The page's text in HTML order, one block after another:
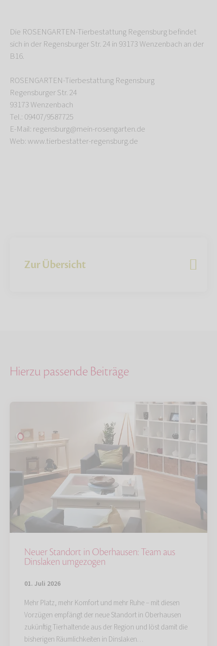
Die ROSENGARTEN-Tierbestattung Regensburg befindet
sich in der Regensburger Str. 24 in 93173 Wenzenbach an der
B16.
ROSENGARTEN-Tierbestattung Regensburg
Regensburger Str. 24
93173 Wenzenbach
Tel.: 09407/9587725
E-Mail: regensburg@mein-rosengarten.de
Web: www.tierbestatter-regensburg.de
Zur Übersicht
Hierzu passende Beiträge
Neuer Standort in Oberhausen: Team aus
Dinslaken umgezogen
01. Juli 2026
Mehr Platz, mehr Komfort und mehr Ruhe – mit diesen
Vorzügen empfängt der neue Standort in Oberhausen
zukünftig Tierhaltende aus der Region und löst damit die
bisherigen Räumlichkeiten in Dinslaken…